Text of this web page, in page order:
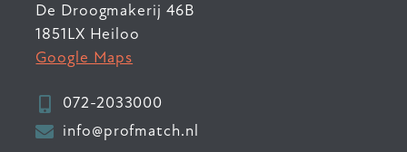
De Droogmakerij 46B
1851LX Heiloo
Google Maps
072-2033000
info@profmatch.nl